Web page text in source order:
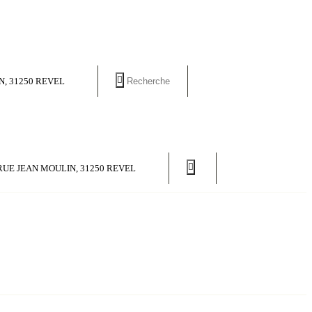
31250 REVEL
JEAN MOULIN, 31250 REVEL